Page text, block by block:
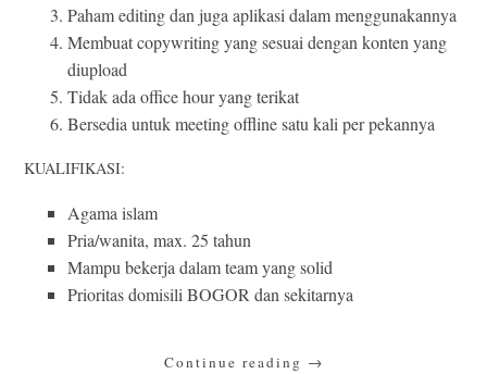
Paham editing dan juga aplikasi dalam menggunakannya
Membuat copywriting yang sesuai dengan konten yang
diupload
Tidak ada office hour yang terikat
Bersedia untuk meeting offline satu kali per pekannya
KUALIFIKASI:
Agama islam
Pria/wanita, max. 25 tahun
Mampu bekerja dalam team yang solid
Prioritas domisili BOGOR dan sekitarnya
Continue reading →